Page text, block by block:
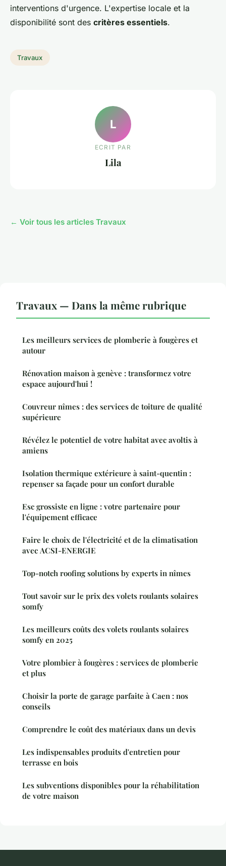
interventions d'urgence. L'expertise locale et la
disponibilité sont des critères essentiels.
Travaux
L
ECRIT PAR
Lila
← Voir tous les articles Travaux
Travaux — Dans la même rubrique
Les meilleurs services de plomberie à fougères et
autour
Rénovation maison à genève : transformez votre
espace aujourd'hui !
Couvreur nîmes : des services de toiture de qualité
supérieure
Révélez le potentiel de votre habitat avec avoltis à
amiens
Isolation thermique extérieure à saint-quentin :
repenser sa façade pour un confort durable
Esc grossiste en ligne : votre partenaire pour
l'équipement efficace
Faire le choix de l'électricité et de la climatisation
avec ACSI-ENERGIE
Top-notch roofing solutions by experts in nîmes
Tout savoir sur le prix des volets roulants solaires
somfy
Les meilleurs coûts des volets roulants solaires
somfy en 2025
Votre plombier à fougères : services de plomberie
et plus
Choisir la porte de garage parfaite à Caen : nos
conseils
Comprendre le coût des matériaux dans un devis
Les indispensables produits d'entretien pour
terrasse en bois
Les subventions disponibles pour la réhabilitation
de votre maison